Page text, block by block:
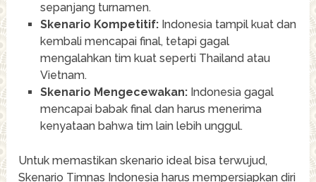
sepanjang turnamen.
Skenario Kompetitif:Indonesia tampil kuat dan
kembali mencapai final, tetapi gagal
mengalahkan tim kuat seperti Thailand atau
Vietnam.
Skenario Mengecewakan:Indonesia gagal
mencapai babak final dan harus menerima
kenyataan bahwa tim lain lebih unggul.
Untuk memastikan skenario ideal bisa terwujud,
Skenario Timnas Indonesia harus mempersiapkan diri